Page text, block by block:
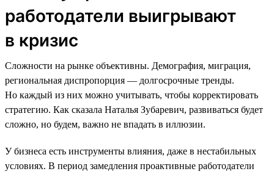
работодатели выигрывают
в кризис
Сложности на рынке объективны. Демография, миграция,
региональная диспропорция — долгосрочные тренды.
Но каждый из них можно учитывать, чтобы корректировать
стратегию. Как сказала Наталья Зубаревич, развиваться будет
сложно, но будем, важно не впадать в иллюзии.
У бизнеса есть инструменты влияния, даже в нестабильных
условиях. В период замедления проактивные работодатели